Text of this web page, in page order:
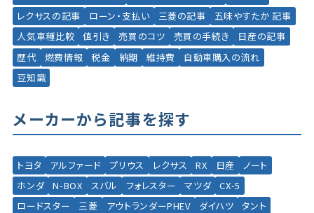
レクサスの記事
ローン・支払い 三菱の記事
五味やすたか 記事
人気車種比較
値引き 売買のコツ 売買の手続き
日産の記事
歴代
燃費情報 税金 納期 維持費
自動車購入の流れ
豆知識
メーカーから記事を探す
トヨタ アルファード プリウス レクサス RX 日産
ノート
ホンダ
N-BOX スバル フォレスター マツダ
CX-5
ロードスター
三菱 アウトランダーPHEV ダイハツ
タント